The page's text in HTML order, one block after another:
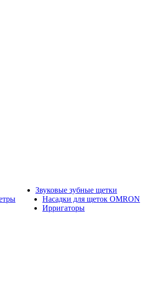
Звуковые зубные щетки
Насадки для щеток OMRON
Ирригаторы